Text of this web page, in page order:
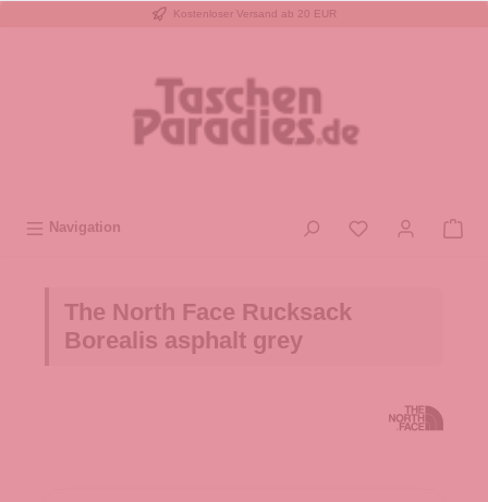
Kostenloser Versand ab 20 EUR
Navigation
The North Face Rucksack
Borealis asphalt grey